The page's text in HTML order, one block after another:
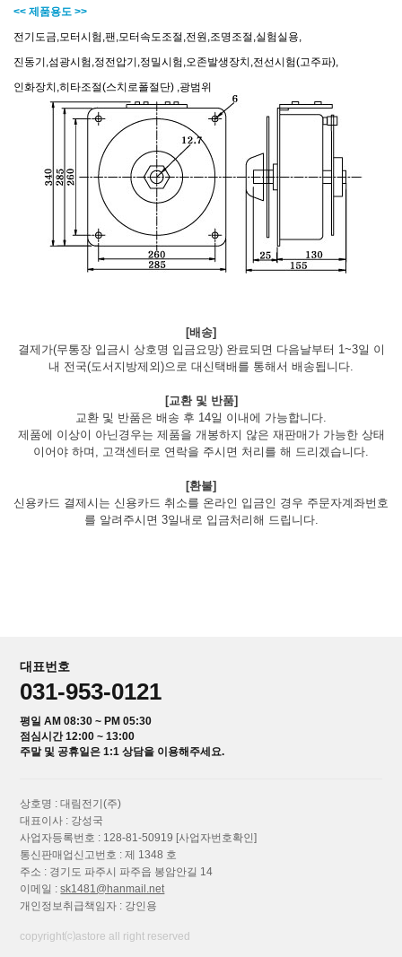
<< 제품용도 >>
전기도금,모터시험,팬,모터속도조절,전원,조명조절,실험실용,
진동기,섬광시험,정전압기,정밀시험,오존발생장치,전선시험(고주파),
인화장치,히타조절(스치로폴절단) ,광범위
[배송]
결제가(무통장 입금시 상호명 입금요망) 완료되면 다음날부터 1~3일 이
내 전국(도서지방제외)으로 대신택배를 통해서 배송됩니다.
[교환 및 반품]
교환 및 반품은 배송 후 14일 이내에 가능합니다.
제품에 이상이 아닌경우는 제품을 개봉하지 않은 재판매가 가능한 상태
이어야 하며, 고객센터로 연락을 주시면 처리를 해 드리겠습니다.
[환불]
신용카드 결제시는 신용카드 취소를 온라인 입금인 경우 주문자계좌번호
를 알려주시면 3일내로 입금처리해 드립니다.
대표번호
031-953-0121
평일 AM 08:30 ~ PM 05:30
점심시간 12:00 ~ 13:00
주말 및 공휴일은 1:1 상담을 이용해주세요.
상호명 : 대림전기(주)
대표이사 : 강성국
사업자등록번호 : 128-81-50919 [사업자번호확인]
통신판매업신고번호 : 제 1348 호
주소 : 경기도 파주시 파주읍 봉암안길 14
이메일 :sk1481@hanmail.net
개인정보취급책임자 : 강인용
copyright⒞astore all right reserved